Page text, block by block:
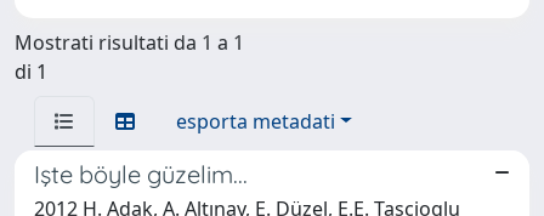
Mostrati risultati da 1 a 1
di 1
esporta metadati
Işte böyle güzelim...
2012 H. Adak, A. Altınay, E. Düzel, E.E. Tascioglu